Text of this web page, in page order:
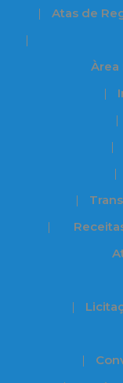
Atas de
Àrea